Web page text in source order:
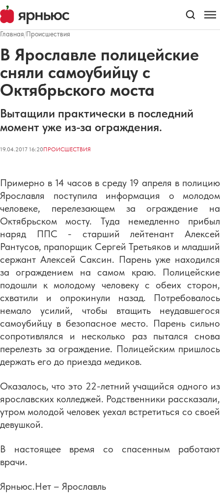
Главная/Происшествия
В Ярославле полицейские
сняли самоубийцу с
Октябрьского моста
Вытащили практически в последний
момент уже из-за ограждения.
19.04.2017 16:20ПРОИСШЕСТВИЯ
Примерно в 14 часов в среду 19 апреля в полицию
Ярославля поступила информация о молодом
человеке, перелезающем за ограждение на
Октябрьском мосту. Туда немедленно прибыл
наряд ППС - старший лейтенант Алексей
Рантусов, прапорщик Сергей Третьяков и младший
сержант Алексей Саксин. Парень уже находился
за ограждением на самом краю. Полицейские
подошли к молодому человеку с обеих сторон,
схватили и опрокинули назад. Потребовалось
немало усилий, чтобы втащить неудавшегося
самоубийцу в безопасное место. Парень сильно
сопротивлялся и несколько раз пытался снова
перелезть за ограждение. Полицейским пришлось
держать его до приезда медиков.
Оказалось, что это 22-летний учащийся одного из
ярославских колледжей. Родственники рассказали,
утром молодой человек уехал встретиться со своей
девушкой.
В настоящее время со спасенным работают
врачи.
Ярньюс.Нет – Ярославль